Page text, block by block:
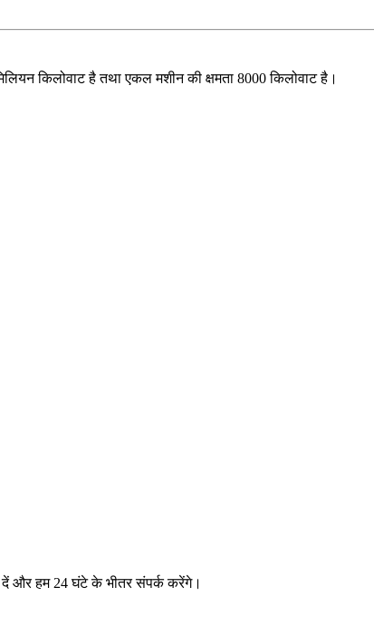
किलोवाट है तथा एकल मशीन की क्षमता 8000 किलोवाट है।
दें और हम 24 घंटे के भीतर संपर्क करेंगे।